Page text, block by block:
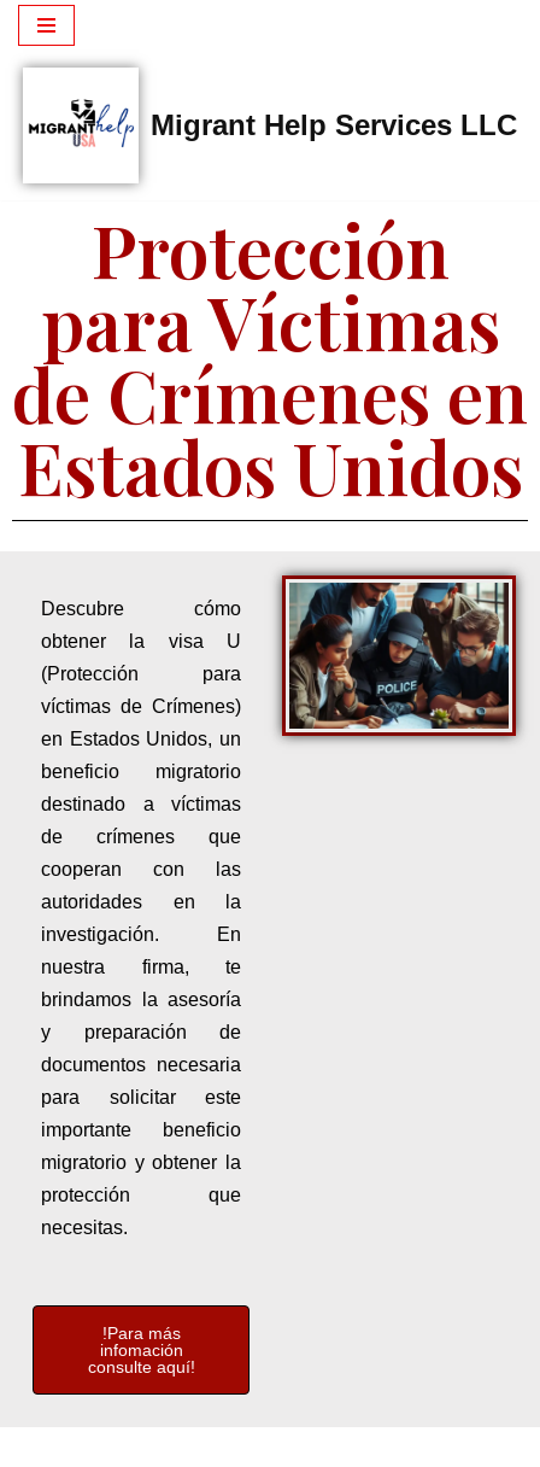
Saltar
contenido
Migrant Help Services LLC
Protección
para Víctimas
de Crímenes en
Estados Unidos
Descubre cómo
obtener la visa U
(Protección para
víctimas de Crímenes)
en Estados Unidos, un
beneficio migratorio
destinado a víctimas
de crímenes que
cooperan con las
autoridades en la
investigación. En
nuestra firma, te
brindamos la asesoría
y preparación de
documentos necesaria
para solicitar este
importante beneficio
migratorio y obtener la
protección que
necesitas.
!Para más
infomación
consulte aquí!